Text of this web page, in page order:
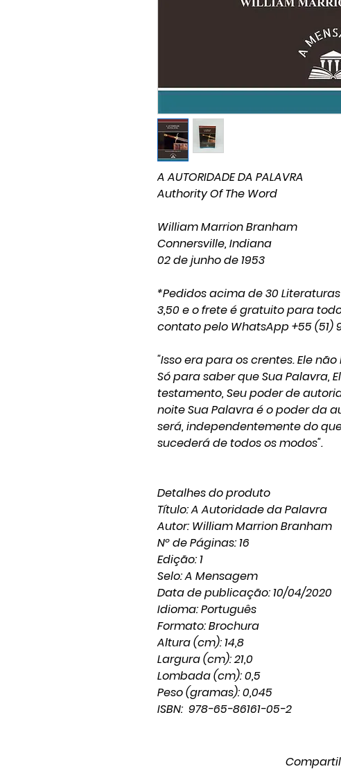
A AUTORIDADE DA PALAVRA
Authority Of The Word
William Marrion Branham
Connersville, Indiana
02 de junho de 1953
*Pedidos acima de 30
3,50 e o frete é gratuito para
contato pelo WhatsApp +55 (51)
"Isso era para os crentes. Ele
Só para saber que Sua Palavra,
testamento, Seu poder de
noite Sua Palavra é o poder da
será, independentemente do
sucederá de todos os modos".
Detalhes do produto
Título: A Autoridade da Palavra
Autor: William Marrion Branham
Nº de Páginas: 16
Edição: 1
Selo: A Mensagem
Data de publicação: 10/04/2020
Idioma: Português
Formato: Brochura
Altura (cm): 14,8
Largura (cm): 21,0
Lombada (cm): 0,5
Peso (gramas): 0,045
ISBN: 978-65-86161-05-2